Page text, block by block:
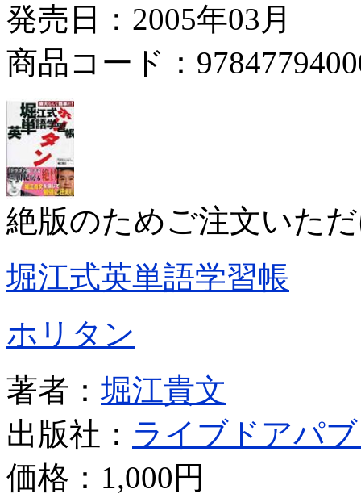
発売日：2005年03月
商品コード：
絶版のためご注文いた
堀江式英単語学習帳
ホリタン
著者： 堀江貴文
出版社： ライブドアパ
価格： 1,000円